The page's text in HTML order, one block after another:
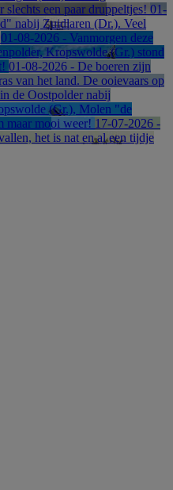
een paar druppeltjes! 01-
nabij Zuidlaren (Dr.). Veel
01-08-2026 - Vanmorgen deze
Kropswolde (Gr.) stond
01-08-2026 - De boeren zijn
van het land. De ooievaars op
de Oostpolder nabij
(Gr.), Molen "de
maar mooi weer! 17-07-2026 -
het is nat en al een tijdje